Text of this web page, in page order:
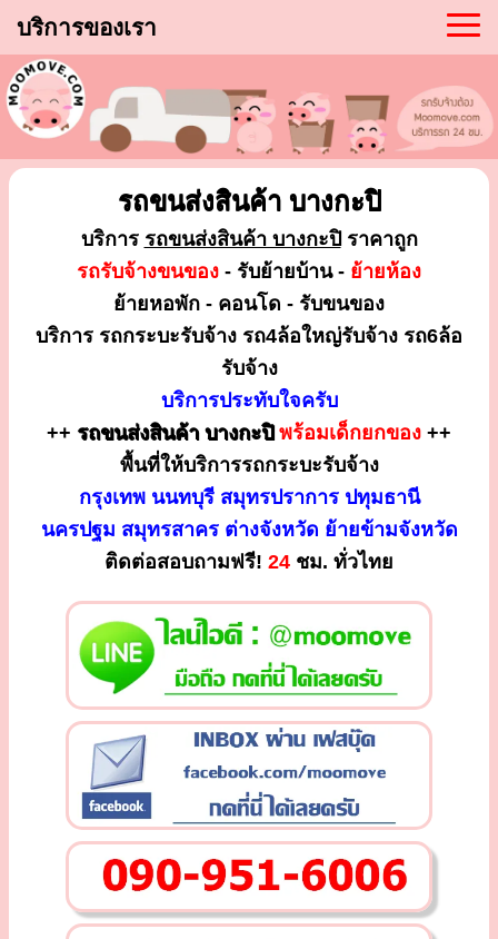
บริการของเรา
รถขนส่งสินค้า บางกะปิ
บริการ รถขนส่งสินค้า บางกะปิราคาถูก
รถรับจ้างขนของ - รับย้ายบ้าน - ย้ายห้อง
ย้ายหอพัก - คอนโด - รับขนของ
บริการ รถกระบะรับจ้าง รถ4ล้อใหญ่รับจ้าง รถ6ล้อ
รับจ้าง
บริการประทับใจครับ
++ รถขนส่งสินค้า บางกะปิพร้อมเด็กยกของ ++
พื้นที่ให้บริการรถกระบะรับจ้าง
กรุงเทพ นนทบุรี สมุทรปราการ ปทุมธานี
นครปฐม สมุทรสาคร ต่างจังหวัด ย้ายข้ามจังหวัด
ติดต่อสอบถามฟรี! 24 ชม. ทั่วไทย